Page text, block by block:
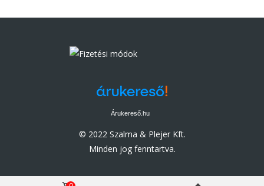
Árukereső.hu
© 2022 Szalma & Plejer Kft.
Minden jog fenntartva.